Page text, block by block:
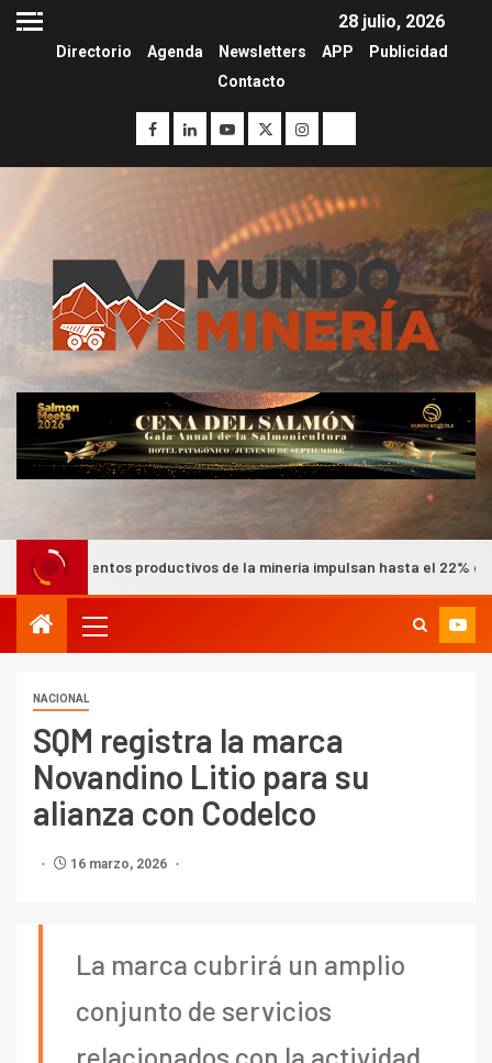
28 julio, 2026
Directorio Agenda Newsletters APP
Publicidad
Contacto
productivos de la minería impulsan hasta el 22% del PIB nacional
NACIONAL
SQM registra la marca
Novandino Litio para su
alianza con Codelco
16 marzo, 2026
La marca cubrirá un amplio
conjunto de servicios
relacionados con la actividad